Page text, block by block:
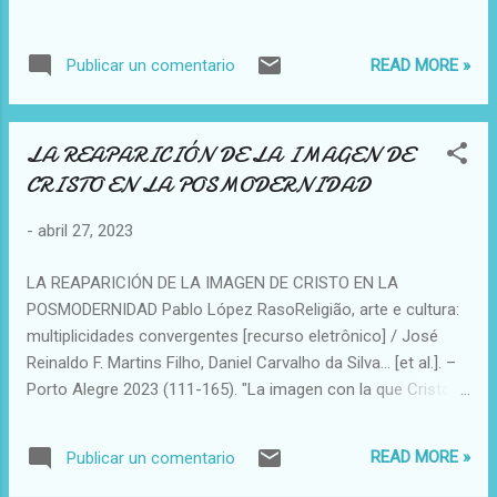
Publicar un comentario READ MORE »
LA REAPARICIÓN DE LA IMAGEN DE
CRISTO EN LA POSMODERNIDAD
- abril 27, 2023
LA REAPARICIÓN DE LA IMAGEN DE CRISTO EN LA
POSMODERNIDAD Pablo López RasoReligião, arte e cultura:
multiplicidades convergentes [recurso eletrônico] / José
Reinaldo F. Martins Filho, Daniel Carvalho da Silva... [et al.]. –
Porto Alegre 2023 (111-165). "La imagen con la que Cristo
desamparado, representado tradicionalmente por el
Publicar un comentario READ MORE »